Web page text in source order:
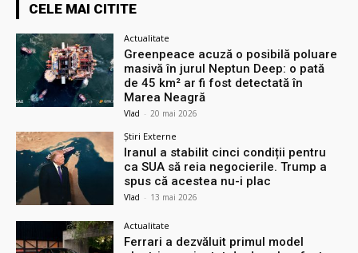
CELE MAI CITITE
Actualitate
Greenpeace acuză o posibilă poluare
masivă în jurul Neptun Deep: o pată
de 45 km² ar fi fost detectată în
Marea Neagră
Vlad - 20 mai 2026
Știri Externe
Iranul a stabilit cinci condiții pentru
ca SUA să reia negocierile. Trump a
spus că acestea nu-i plac
Vlad - 13 mai 2026
Actualitate
Ferrari a dezvăluit primul model